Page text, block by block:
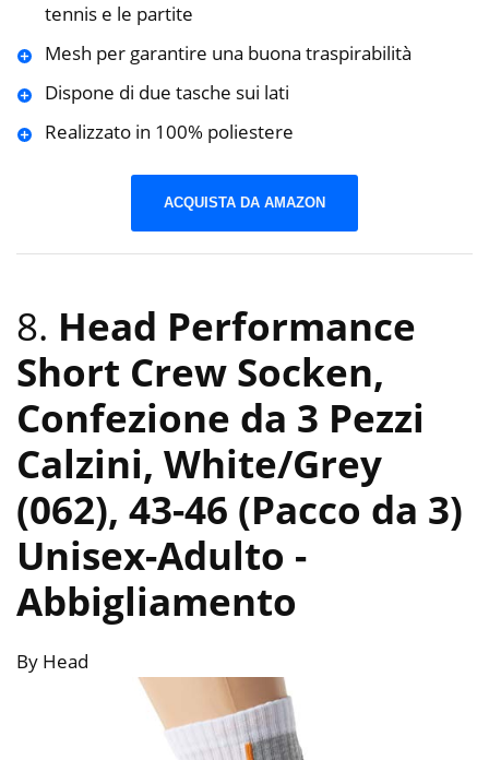
tennis e le partite
Mesh per garantire una buona traspirabilità
Dispone di due tasche sui lati
Realizzato in 100% poliestere
ACQUISTA DA AMAZON
8. Head Performance
Short Crew Socken,
Confezione da 3 Pezzi
Calzini, White/Grey
(062), 43-46 (Pacco da 3)
Unisex-Adulto -
Abbigliamento
By Head